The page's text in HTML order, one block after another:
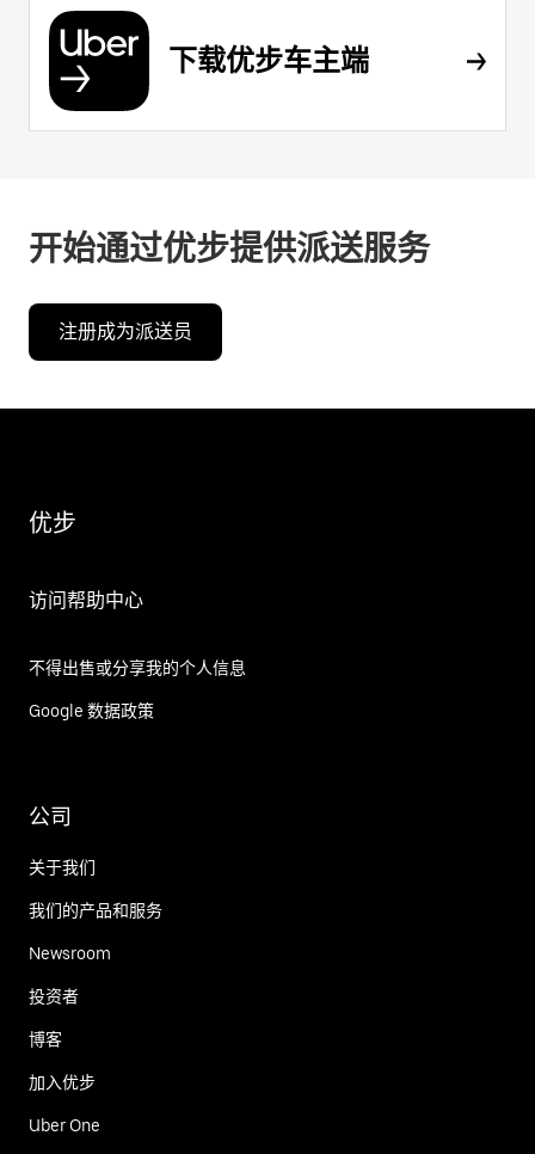
下载优步车主端
开始通过优步提供派送服务
注册成为派送员
优步
访问帮助中心
不得出售或分享我的个人信息
Google 数据政策
公司
关于我们
我们的产品和服务
Newsroom
投资者
博客
加入优步
Uber One